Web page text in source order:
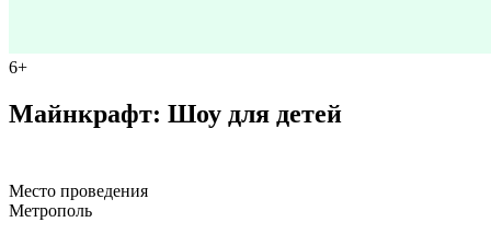
6+
Майнкрафт: Шоу для детей
Место проведения
Метрополь